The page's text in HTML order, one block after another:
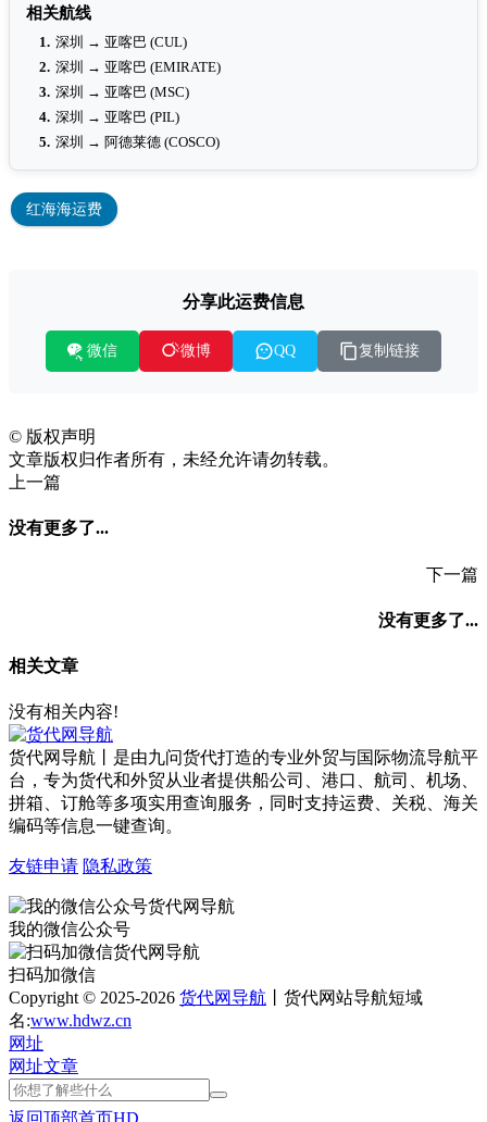
相关航线
1. 深圳 → 亚喀巴 (CUL)
2. 深圳 → 亚喀巴 (EMIRATE)
3. 深圳 → 亚喀巴 (MSC)
4. 深圳 → 亚喀巴 (PIL)
5. 深圳 → 阿德莱德 (COSCO)
红海海运费
分享此运费信息
微信 微博 QQ 复制链接
© 版权声明
文章版权归作者所有，未经允许请勿转载。
上一篇
没有更多了...
下一篇
没有更多了...
相关文章
没有相关内容!
货代网导航丨是由九问货代打造的专业外贸与国际物流导航平
台，专为货代和外贸从业者提供船公司、港口、航司、机场、
拼箱、订舱等多项实用查询服务，同时支持运费、关税、海关
编码等信息一键查询。
友链申请 隐私政策
我的微信公众号
扫码加微信
Copyright © 2025-2026 货代网导航 丨货代网站导航短域
名:www.hdwz.cn
网址
网址文章